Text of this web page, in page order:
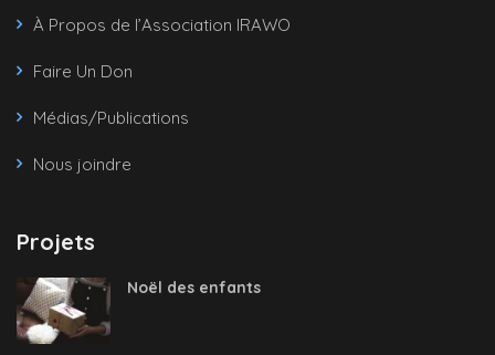
À Propos de l’Association IRAWO
Faire Un Don
Médias/Publications
Nous joindre
Projets
Noël des enfants